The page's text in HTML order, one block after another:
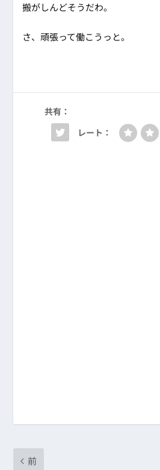
搬がしんどそうだわ。
さ、頑張って働こうっと。
共有：
レート：
前